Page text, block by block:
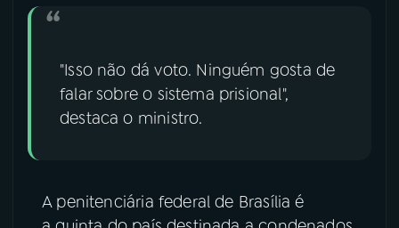
"Isso não dá voto. Ninguém gosta de
falar sobre o sistema prisional",
destaca o ministro.
A penitenciária federal de Brasília é